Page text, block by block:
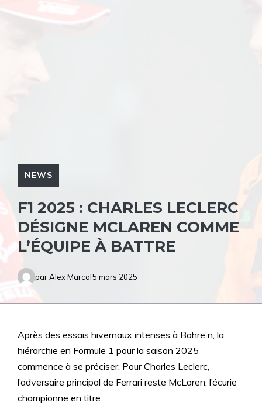
NEWS
F1 2025 : CHARLES LECLERC
DÉSIGNE MCLAREN COMME
L’ÉQUIPE À BATTRE
parAlex Marcol5 mars 2025
Après des essais hivernaux intenses à Bahreïn, la
hiérarchie en Formule 1 pour la saison 2025
commence à se préciser. Pour Charles Leclerc,
l’adversaire principal de Ferrari reste McLaren, l’écurie
championne en titre.